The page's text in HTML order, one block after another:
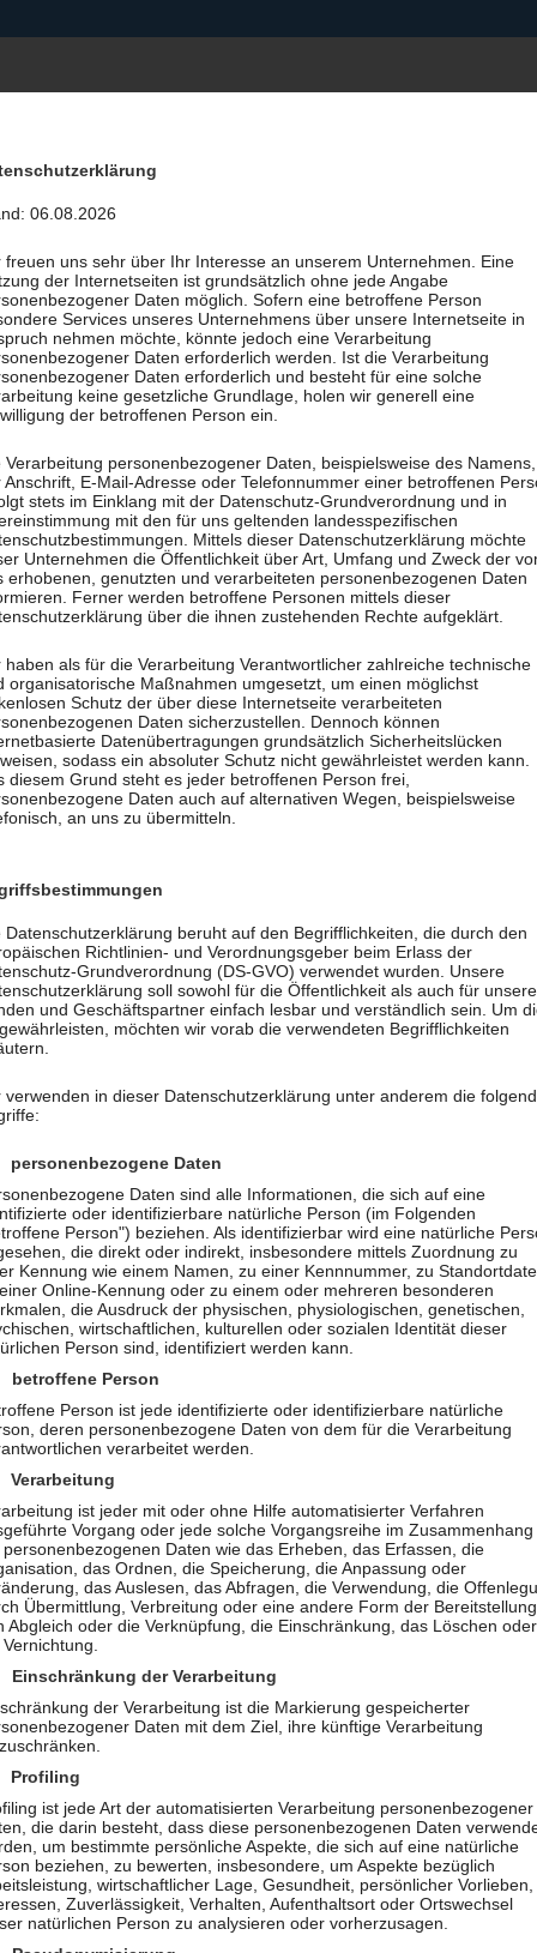
Unternehmen. Eine Nutzung der Internetseiten ist
Services unseres Unternehmens über unsere
erforderlich werden. Ist die Verarbeitung
holen wir generell eine Einwilligung der betroffenen Person
des Namens, der Anschrift, E-Mail-Adresse oder
und in Übereinstimmung mit den für uns
möchte unser Unternehmen die
Daten informieren. Ferner werden betroffene
zahlreiche technische und organisatorische Maßnahmen
personenbezogenen Daten sicherzustellen. Dennoch
ein absoluter Schutz nicht gewährleistet werden kann. Aus
alternativen Wegen, beispielsweise telefonisch, an uns zu
die durch den Europäischen Richtlinien- und
Unsere Datenschutzerklärung soll sowohl für die
sein. Um dies zu gewährleisten, möchten wir vorab die
unter anderem die folgenden Begriffe:
die sich auf eine identifizierte oder identifizierbare
natürliche Person angesehen, die direkt oder indirekt,
Standortdaten, zu einer Online-Kennung oder zu einem oder
psychischen, wirtschaftlichen, kulturellen oder
natürliche Person, deren personenbezogene
Verfahren ausgeführte Vorgang oder jede solche
das Erfassen, die Organisation, das Ordnen, die Speicherung,
Offenlegung durch Übermittlung, Verbreitung oder eine
oder die Vernichtung.
gespeicherter personenbezogener Daten mit dem Ziel,
personenbezogener Daten, die darin besteht, dass
sich auf eine natürliche Person beziehen, zu bewerten,
persönlicher Vorlieben, Interessen, Zuverlässigkeit,
Daten in einer Weise, auf welche die
06.08.2026
freuen uns sehr über Ihr Interesse an unserem Unternehmen. Eine
der Internetseiten ist grundsätzlich ohne jede Angabe
Daten möglich. Sofern eine betroffene Person
Services unseres Unternehmens über unsere Internetseite in
nehmen möchte, könnte jedoch eine Verarbeitung
Daten erforderlich werden. Ist die Verarbeitung
Daten erforderlich und besteht für eine solche
keine gesetzliche Grundlage, holen wir generell eine
der betroffenen Person ein.
Verarbeitung personenbezogener Daten, beispielsweise des Namens,
Anschrift, E-Mail-Adresse oder Telefonnummer einer betroffenen
stets im Einklang mit der Datenschutz-Grundverordnung und in
mit den für uns geltenden landesspezifischen
Mittels dieser Datenschutzerklärung möchte
Unternehmen die Öffentlichkeit über Art, Umfang und Zweck der
erhobenen, genutzten und verarbeiteten personenbezogenen Daten
Ferner werden betroffene Personen mittels dieser
über die ihnen zustehenden Rechte aufgeklärt.
haben als für die Verarbeitung Verantwortlicher zahlreiche technische
organisatorische Maßnahmen umgesetzt, um einen möglichst
Schutz der über diese Internetseite verarbeiteten
Daten sicherzustellen. Dennoch können
Datenübertragungen grundsätzlich Sicherheitslücken
sodass ein absoluter Schutz nicht gewährleistet werden kann.
diesem Grund steht es jeder betroffenen Person frei,
Daten auch auf alternativen Wegen, beispielsweise
an uns zu übermitteln.
Datenschutzerklärung beruht auf den Begrifflichkeiten, die durch den
Richtlinien- und Verordnungsgeber beim Erlass der
Grundverordnung (DS-GVO) verwendet wurden. Unsere
soll sowohl für die Öffentlichkeit als auch für unsere
und Geschäftspartner einfach lesbar und verständlich sein. Um
möchten wir vorab die verwendeten Begrifflichkeiten
verwenden in dieser Datenschutzerklärung unter anderem die
Daten
Daten sind alle Informationen, die sich auf eine
oder identifizierbare natürliche Person (im Folgenden
Person") beziehen. Als identifizierbar wird eine natürliche
die direkt oder indirekt, insbesondere mittels Zuordnung zu
Kennung wie einem Namen, zu einer Kennnummer, zu
Online-Kennung oder zu einem oder mehreren besonderen
die Ausdruck der physischen, physiologischen, genetischen,
wirtschaftlichen, kulturellen oder sozialen Identität dieser
Person sind, identifiziert werden kann.
Person
Person ist jede identifizierte oder identifizierbare natürliche
deren personenbezogene Daten von dem für die Verarbeitung
verarbeitet werden.
ist jeder mit oder ohne Hilfe automatisierter Verfahren
Vorgang oder jede solche Vorgangsreihe im Zusammenhang
personenbezogenen Daten wie das Erheben, das Erfassen, die
das Ordnen, die Speicherung, die Anpassung oder
das Auslesen, das Abfragen, die Verwendung, die
Übermittlung, Verbreitung oder eine andere Form der Bereitstellung,
Abgleich oder die Verknüpfung, die Einschränkung, das Löschen oder
der Verarbeitung
der Verarbeitung ist die Markierung gespeicherter
Daten mit dem Ziel, ihre künftige Verarbeitung
ist jede Art der automatisierten Verarbeitung personenbezogener
die darin besteht, dass diese personenbezogenen Daten
um bestimmte persönliche Aspekte, die sich auf eine natürliche
beziehen, zu bewerten, insbesondere, um Aspekte bezüglich
wirtschaftlicher Lage, Gesundheit, persönlicher Vorlieben,
Zuverlässigkeit, Verhalten, Aufenthaltsort oder Ortswechsel
natürlichen Person zu analysieren oder vorherzusagen.